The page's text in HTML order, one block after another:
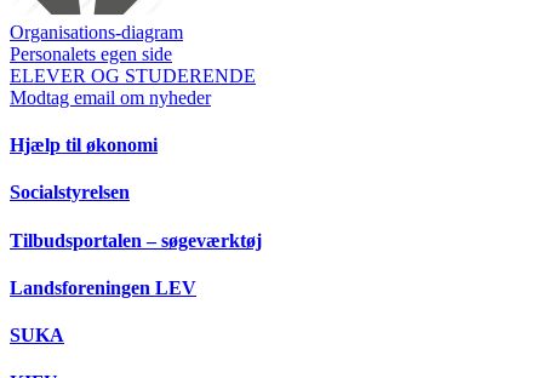
Organisations-diagram
Personalets egen side
ELEVER OG STUDERENDE
Modtag email om nyheder
Hjælp til økonomi
Socialstyrelsen
Tilbudsportalen – søgeværktøj
Landsforeningen LEV
SUKA